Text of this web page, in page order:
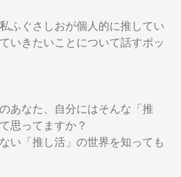
ふぐさしおが個人的に推してい
いきたいことについて話すポッ
あなた、自分にはそんな「推
思ってますか？
い「推し活」の世界を知っても